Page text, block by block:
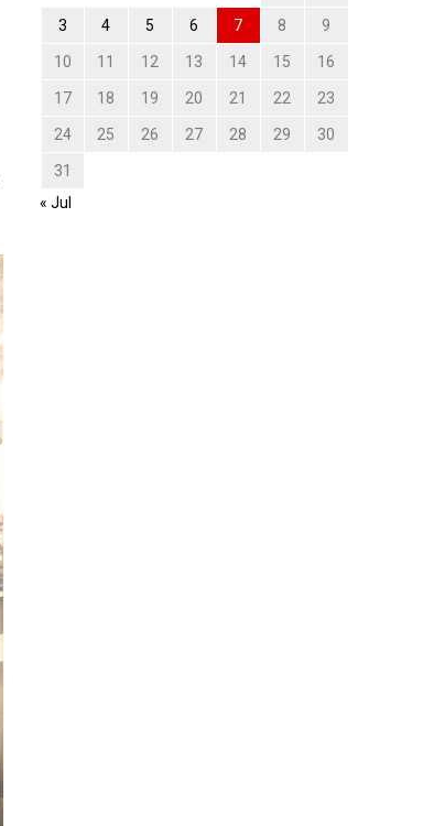
3 4 5 6 7 8 9
10 11 12 13 14 15 16
17 18 19 20 21 22 23
24 25 26 27 28 29 30
31
« Jul